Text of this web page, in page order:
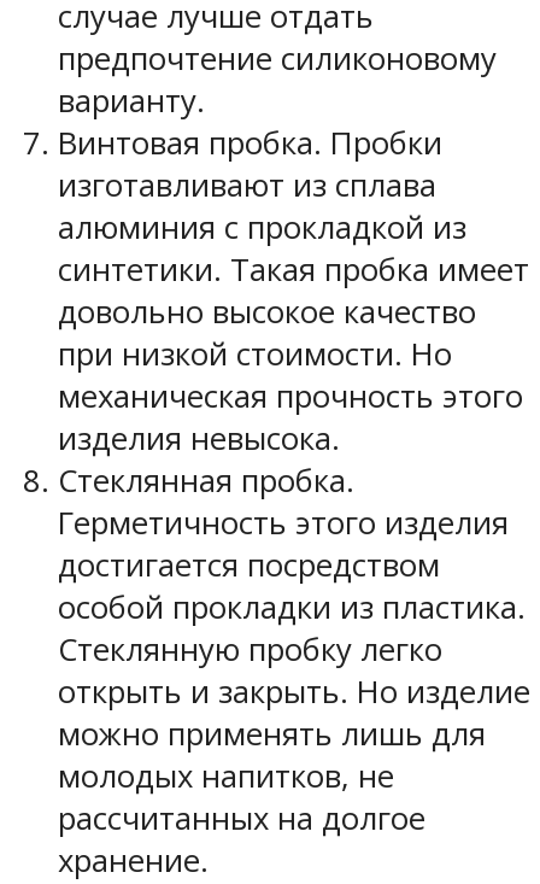
случае лучше отдать
предпочтение силиконовому
варианту.
Винтовая пробка. Пробки
изготавливают из сплава
алюминия с прокладкой из
синтетики. Такая пробка имеет
довольно высокое качество
при низкой стоимости. Но
механическая прочность этого
изделия невысока.
Стеклянная пробка.
Герметичность этого изделия
достигается посредством
особой прокладки из пластика.
Стеклянную пробку легко
открыть и закрыть. Но изделие
можно применять лишь для
молодых напитков, не
рассчитанных на долгое
хранение.